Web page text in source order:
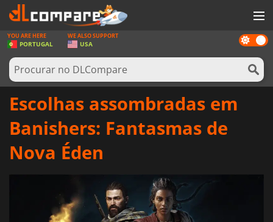
JOGOS
GAME CARDS
SOFTWARE
Dark
mode
YOU ARE HERE
PORTUGAL
WE ALSO SUPPORT
USA
Escolhas assombradas em
Banishers: Fantasmas de
Nova Éden